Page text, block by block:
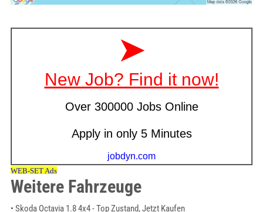
Weitere Fahrzeuge
• Skoda Octavia 1.8 4x4 - Top Zustand, Jetzt Kaufen